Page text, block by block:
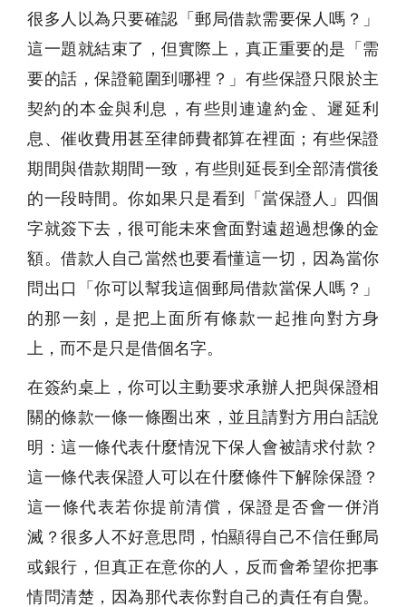
很多人以為只要確認「郵局借款需要保人嗎？」
這一題就結束了，但實際上，真正重要的是「需
要的話，保證範圍到哪裡？」有些保證只限於主
契約的本金與利息，有些則連違約金、遲延利
息、催收費用甚至律師費都算在裡面；有些保證
期間與借款期間一致，有些則延長到全部清償後
的一段時間。你如果只是看到「當保證人」四個
字就簽下去，很可能未來會面對遠超過想像的金
額。借款人自己當然也要看懂這一切，因為當你
問出口「你可以幫我這個郵局借款當保人嗎？」
的那一刻，是把上面所有條款一起推向對方身
上，而不是只是借個名字。
在簽約桌上，你可以主動要求承辦人把與保證相
關的條款一條一條圈出來，並且請對方用白話說
明：這一條代表什麼情況下保人會被請求付款？
這一條代表保證人可以在什麼條件下解除保證？
這一條代表若你提前清償，保證是否會一併消
滅？很多人不好意思問，怕顯得自己不信任郵局
或銀行，但真正在意你的人，反而會希望你把事
情問清楚，因為那代表你對自己的責任有自覺。